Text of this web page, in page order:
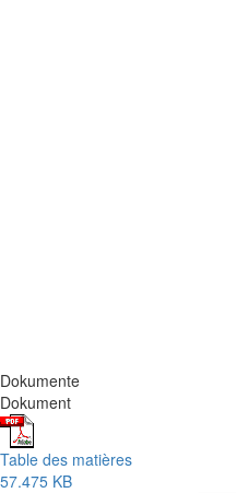
Dokumente
Dokument
Table des matières
57.475 KB